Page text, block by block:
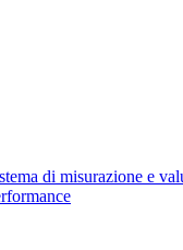
di misurazione e